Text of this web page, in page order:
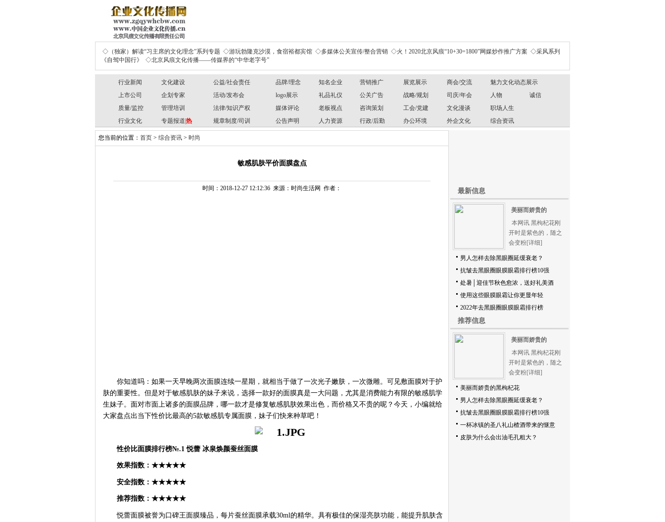
◇（独家）解读“习主席的文化理念”系列专题 ◇游玩勃隆克沙漠，食宿裕都宾馆 ◇多媒体公关宣传/整合营销 ◇火！2020北京风痕“10+30=1800”网媒炒作推广方案 ◇采风系列
《自驾中国行》
◇北京风痕文化传播——传媒界的“中华老字号”
行业新闻 文化建设 公益/社会责任 品牌/理念 知名企业 营销推广 展览展示 商会/交流
魅力文化动态展示
上市公司
企划专家 活动/发布会 logo展示 礼品礼仪 公关广告 战略/规划 司庆/年会 人物
诚信
质量/监控
管理培训 法律/知识产权 媒体评论 老板视点 咨询策划 工会/党建 文化漫谈
职场人生
行业文化
专题报道| 热 规章制度/司训 公告声明 人力资源 行政/后勤 办公环境 外企文化 综合资讯
您当前的位置： 首页 > 综合资讯 > 时尚
敏感肌肤平价面膜盘点
时间：2018-12-27 12:12:36 来源：时尚生活网 作者：
你知道吗：如果一天早晚两次面膜连续一星期，就相当于做了一次光子嫩肤，一次微雕。可见敷面膜对于护
肤的重要性。但是对于敏感肌肤的妹子来说，选择一款好的面膜真是一大问题，尤其是消费能力有限的敏感肌学
生妹子。面对市面上诸多的面膜品牌，哪一款才是修复敏感肌肤效果出色，而价格又不贵的呢？今天，小编就给
大家盘点出当下性价比最高的5款敏感肌专属面膜，妹子们快来种草吧！
性价比面膜排行榜№.1 悦蕾 冰泉焕颜蚕丝面膜
效果指数：★★★★★
安全指数：★★★★★
推荐指数：★★★★★
悦蕾面膜被誉为口碑王面膜臻品，每片蚕丝面膜承载30ml的精华。具有极佳的保湿亮肤功能，能提升肌肤含
最新信息
美丽而娇贵的
本网讯 黑枸杞花刚
开时是紫色的，随之
会变粉[详细]
男人怎样去除黑眼圈延缓衰老？
抗皱去黑眼圈眼膜眼霜排行榜10强
处暑│迎佳节秋色愈浓，送好礼美酒
使用这些眼膜眼霜让你更显年轻
2022年去黑眼圈眼膜眼霜排行榜
推荐信息
美丽而娇贵的
本网讯 黑枸杞花刚
开时是紫色的，随之
会变粉[详细]
美丽而娇贵的黑枸杞花
男人怎样去除黑眼圈延缓衰老？
抗皱去黑眼圈眼膜眼霜排行榜10强
一杯冰镇的圣八礼山楂酒带来的惬意
皮肤为什么会出油毛孔粗大？